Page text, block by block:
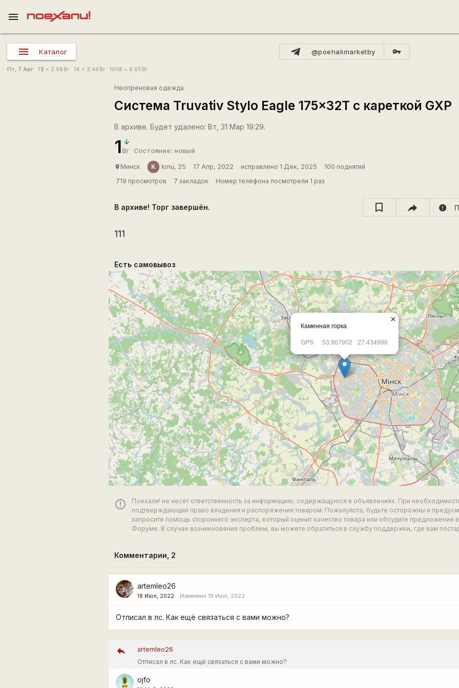
menu
Каталог @poehalimarketby vpn_key
Пт, 7 Авг 1 $ = 2.98 Br 1€ = 3.44 Br 100₴ = 6.65 Br
Неопреновая одежда
Система Truvativ Stylo Eagle 175x32T с кареткой GXP
В архиве. Будет удалено: Вт, 31 Мар 19:29.
1 Br Состояние: новый
place Минск K kmu, 25 17 Апр, 2022 исправлено 1 Дек, 2025
100 поднятий
719 просмотров
7 закладок Номер телефона посмотрели 1 раз
В архиве! Торг завершён. report
111
Есть самовывоз
Каменная горка
GPS
53.907902 27.434996
×
error_outline
Поехали! не несёт ответственность за информацию, содержащуюся в объявлениях. При
подтверждающий право владения и распоряжения товаром. Пожалуйста, будьте осторожны и
запросите помощь стороннего эксперта, который оценит качество товара или обсудите предложение
Форуме. В случае возникновения проблем, вы можете обратиться в службу поддержки, где вам
Комментарии, 2
artemleo26
18 Июл, 2022 Изменено 19 Июл, 2022
Отписал в лс. Как ещё связаться с вами можно?
artemleo26
Отписал в лс. Как ещё связаться с вами можно?
ojfo